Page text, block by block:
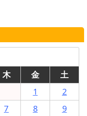
木 金
土
1
2
7 8
9